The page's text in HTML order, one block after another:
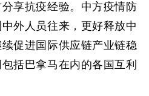
享抗疫经验。中方疫情防
外人员往来，更好释放中
促进国际供应链产业链稳
括巴拿马在内的各国互利